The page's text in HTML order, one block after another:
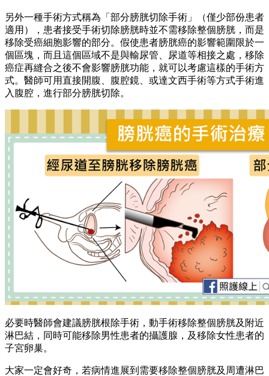
另外一種手術方式稱為「部分膀胱切除手術」（僅少部份患者
適用），患者接受手術切除膀胱時並不需移除整個膀胱，而是
移除受癌細胞影響的部分。假使患者膀胱癌的影響範圍限於一
個區塊，而且這個區域不是與輸尿管、尿道等相接之處，移除
癌症再縫合之後不會影響膀胱功能，就可以考慮這樣的手術方
式。醫師可用直接開腹、腹腔鏡、或達文西手術等方式手術進
入腹腔，進行部分膀胱切除。
必要時醫師會建議膀胱根除手術，動手術移除整個膀胱及附近
淋巴結，同時可能移除男性患者的攝護腺，及移除女性患者的
子宮卵巢。
大家一定會好奇，若病情進展到需要移除整個膀胱及周遭淋巴